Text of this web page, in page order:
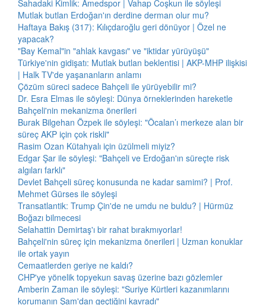
Sahadaki Kimlik: Amedspor | Vahap Coşkun ile söyleşi
Mutlak butlan Erdoğan'ın derdine derman olur mu?
Haftaya Bakış (317): Kılıçdaroğlu geri dönüyor | Özel ne
yapacak?
"Bay Kemal"in "ahlak kavgası" ve "iktidar yürüyüşü"
Türkiye'nin gidişatı: Mutlak butlan beklentisi | AKP-MHP ilişkisi
| Halk TV'de yaşananların anlamı
Çözüm süreci sadece Bahçeli ile yürüyebilir mi?
Dr. Esra Elmas ile söyleşi: Dünya örneklerinden hareketle
Bahçeli'nin mekanizma önerileri
Burak Bilgehan Özpek ile söyleşi: "Öcalan’ı merkeze alan bir
süreç AKP için çok riskli"
Rasim Ozan Kütahyalı için üzülmeli miyiz?
Edgar Şar ile söyleşi: "Bahçeli ve Erdoğan'ın süreçte risk
algıları farklı"
Devlet Bahçeli süreç konusunda ne kadar samimi? | Prof.
Mehmet Gürses ile söyleşi
Transatlantik: Trump Çin'de ne umdu ne buldu? | Hürmüz
Boğazı bilmecesi
Selahattin Demirtaş'ı bir rahat bırakmıyorlar!
Bahçeli'nin süreç için mekanizma önerileri | Uzman konuklar
ile ortak yayın
Cemaatlerden geriye ne kaldı?
CHP'ye yönelik topyekun savaş üzerine bazı gözlemler
Amberin Zaman ile söyleşi: "Suriye Kürtleri kazanımlarını
korumanın Şam'dan geçtiğini kavradı"